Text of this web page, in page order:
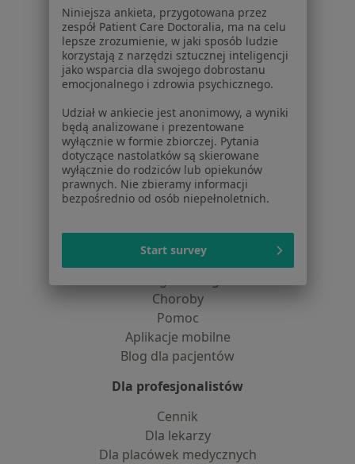
dane pozyskaliśmy samodzielnie
Polityka cookies
Jak działają wyniki wyszukiwania
Dostępność
O nas
Praca
Rekrutujemy!
Partnerzy
Centrum prasowe
Kontakt
Dla pacjentów
Pytania i odpowiedzi
Choroby
Pomoc
Aplikacje mobilne
Blog dla pacjentów
Dla profesjonalistów
Cennik
Dla lekarzy
Dla placówek medycznych
Niniejsza ankieta, przygotowana przez
zespół Patient Care Doctoralia, ma na celu
lepsze zrozumienie, w jaki sposób ludzie
korzystają z narzędzi sztucznej inteligencji
jako wsparcia dla swojego dobrostanu
emocjonalnego i zdrowia psychicznego.
Udział w ankiecie jest anonimowy, a wyniki
będą analizowane i prezentowane
wyłącznie w formie zbiorczej. Pytania
dotyczące nastolatków są skierowane
wyłącznie do rodziców lub opiekunów
prawnych. Nie zbieramy informacji
bezpośrednio od osób niepełnoletnich.
Start survey